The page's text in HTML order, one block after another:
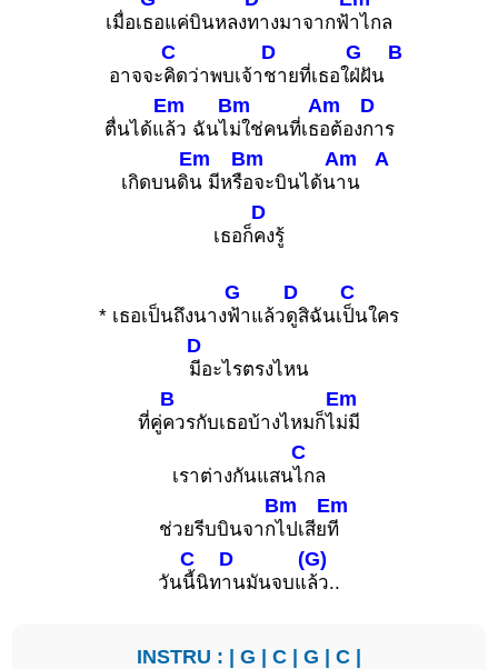
เมื่อเธอแค่บินหลงทางมาจากฟ้าไกล
อาจจะ
C
คิดว่าพบเจ้า
D
ชายที่เธอใ
G
ฝ่ฝัน
B
ตื่นได้แ
Em
ล้ว ฉันไ
Bm
ม่ใช่คนที่เธ
Am
อต้อง
D
การ
เกิดบนดิ
Em
น มีหรื
Bm
อจะบินได้น
Am
าน
A
เธอก็
D
คงรู้
* เธอเป็นถึงนาง
G
ฟ้าแล้ว
D
ดูสิฉันเ
C
ป็นใคร
D
มีอะไรตรงไหน
ที่คู่
B
ควรกับเธอบ้างไหมก็ไ
Em
ม่มี
เราต่างกันแสน
C
ไกล
ช่วยรีบบินจาก
Bm
ไปเสีย
Em
ที
วัน
C
นี้นิท
D
านมันจบแ
(G)
ล้ว..
INSTRU : | G | C | G | C |